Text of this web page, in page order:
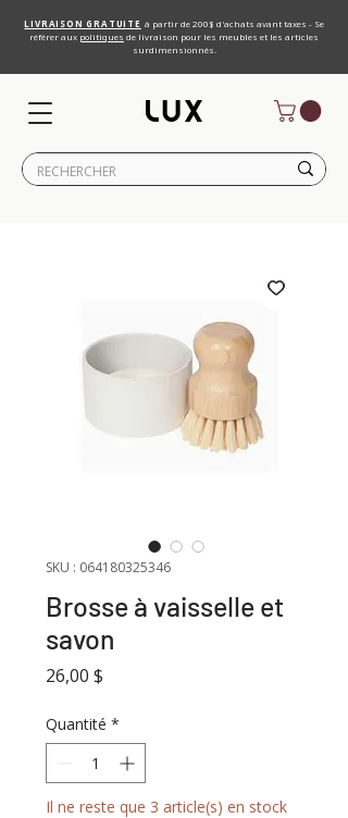
LIVRAISON GRATUITE à partir de 200$ d'achats avant taxes - Se
référer aux politiques de livraison pour les meubles et les articles
surdimensionnés.
SKU : 064180325346
Brosse à vaisselle et
savon
26,00 $
Quantité *
Il ne reste que 3 article(s) en stock